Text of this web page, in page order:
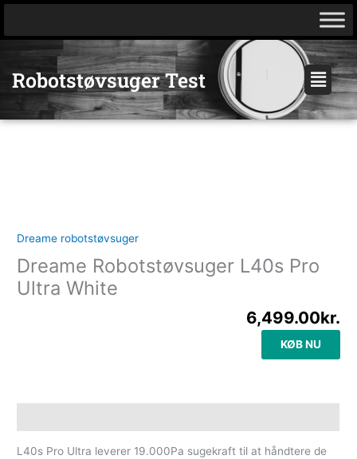
Gå
indholdet
Robotstøvsuger Test Menu
Dreame robotstøvsuger
Dreame Robotstøvsuger L40s Pro
Ultra White
6,499.00kr.
KØB NU
L40s Pro Ultra leverer 19.000Pa sugekraft til at håndtere de